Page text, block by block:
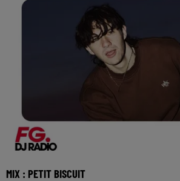
MIX : PETIT BISCUIT